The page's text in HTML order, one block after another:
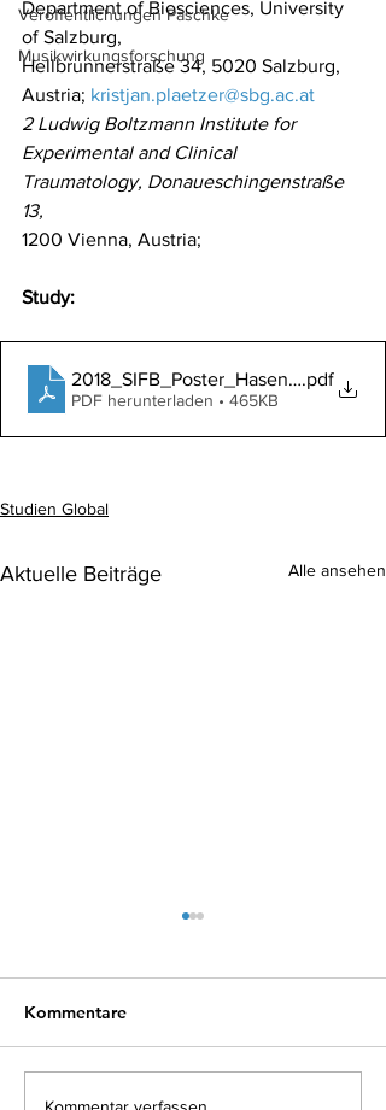
Veröffentlichungen Paschke
Musikwirkungsforschung
Department of Biosciences, University
of Salzburg,
Hellbrunnerstraße 34, 5020 Salzburg,
Austria; kristjan.plaetzer@sbg.ac.at
2 Ludwig Boltzmann Institute for
Experimental and Clinical
Traumatology, Donaueschingenstraße
13,
1200 Vienna, Austria;
Study:
2018_SIFB_Poster_Hasenleitner
.pdf
PDF herunterladen • 465KB
Studien Global
Aktuelle Beiträge Alle ansehen
Kommentare
Kommentar verfassen...